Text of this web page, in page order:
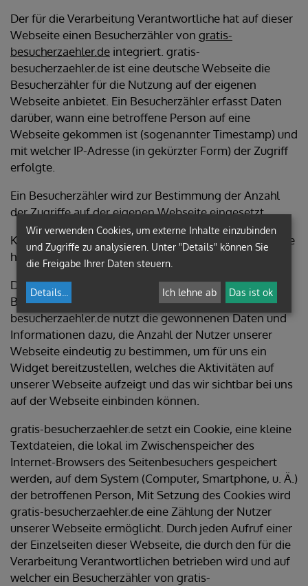
Der für die Verarbeitung Verantwortliche hat auf dieser
Webseite einen Besucherzähler von gratis-
besucherzaehler.de integriert. gratis-
besucherzaehler.de ist eine deutsche Webseite die
Besucherzähler für die Nutzung auf der eigenen
Webseite anbietet. Ein Besucherzähler erfasst Daten
darüber, wann eine betroffene Person auf eine
Webseite gekommen ist (sogenannter Timestamp) und
mit welcher IP-Adresse (in gekürzter Form) der Zugriff
erfolgte.
Ein Besucherzähler wird zur Bestimmung der Anzahl
der Zugriffe auf der eigenen Webseite eingesetzt.
Kontaktdaten von gratis-besucherzaehler.de finden Sie
hier: Kontaktdaten
Der Zweck des Besucherzählers ist das Zählen der
Besucherströme auf unserer Webseite. gratis-
besucherzaehler.de nutzt die gewonnenen Daten und
Informationen dazu, die Anzahl der Nutzer unserer
Webseite eindeutig zu bestimmen, um für uns ein
Widget bereitzustellen, welches die Aktivitäten auf
unserer Webseite aufzeigt und das wir sichtbar bei uns
auf der Webseite einbinden können.
gratis-besucherzaehler.de setzt ein Cookie, eine kleine
Textdateien, die lokal im Zwischenspeicher des
Internet-Browsers des Seitenbesuchers gespeichert
werden, auf dem System (Computer, Smartphone, u. Ä.)
der betroffenen Person, Mit Setzung des Cookies wird
gratis-besucherzaehler.de eine Zählung der Nutzer
unserer Webseite ermöglicht. Durch jeden Aufruf einer
der Einzelseiten dieser Webseite, die durch den für die
Verarbeitung Verantwortlichen betrieben wird und auf
welcher ein Besucherzähler von gratis-
Wir verwenden Cookies, um externe Inhalte einzubinden
und Zugriffe zu analysieren. Unter "Details" können Sie
die Freigabe Ihrer Daten steuern.
Details Ich lehne ab Das ist ok